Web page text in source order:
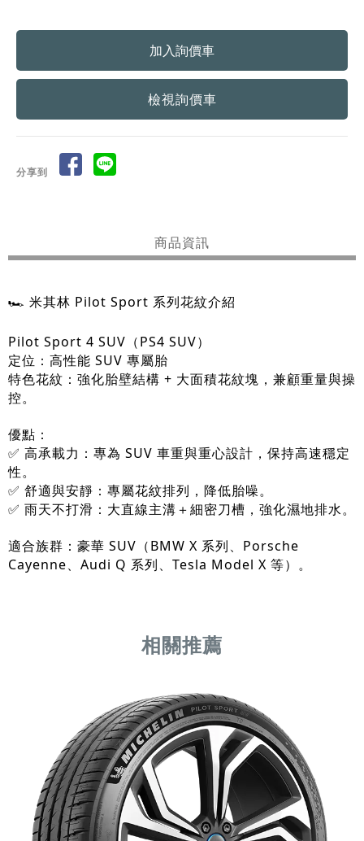
檢視詢價車
分享到
商品資訊
🏎️ 米其林 Pilot Sport 系列花紋介紹
Pilot Sport 4 SUV（PS4 SUV）
定位：高性能 SUV 專屬胎
特色花紋：強化胎壁結構 + 大面積花紋塊，兼顧重量與操
控。
優點：
✅ 高承載力：專為 SUV 車重與重心設計，保持高速穩定
性。
✅ 舒適與安靜：專屬花紋排列，降低胎噪。
✅ 雨天不打滑：大直線主溝＋細密刀槽，強化濕地排水。
適合族群：豪華 SUV（BMW X 系列、Porsche
Cayenne、Audi Q 系列、Tesla Model X 等）。